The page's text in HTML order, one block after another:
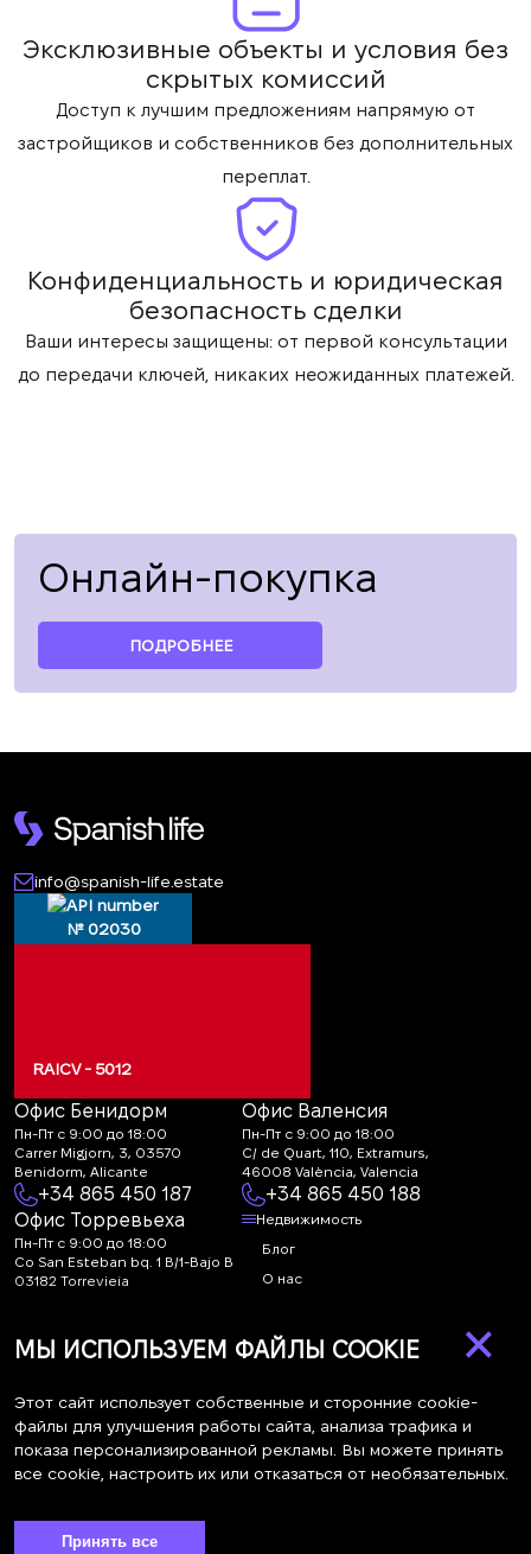
Эксклюзивные объекты и условия без
скрытых комиссий
Доступ к лучшим предложениям напрямую от
застройщиков и собственников без дополнительных
переплат.
Конфиденциальность и юридическая
безопасность сделки
Ваши интересы защищены: от первой консультации
до передачи ключей, никаких неожиданных платежей.
Онлайн-покупка
ПОДРОБНЕЕ
info@spanish-life.estate
№ 02030
RAICV - 5012
Офис Бенидорм
Пн-Пт с 9:00 до 18:00
Carrer Migjorn, 3, 03570
Benidorm, Alicante
+34 865 450 187
Офис Валенсия
Пн-Пт с 9:00 до 18:00
C/ de Quart, 110, Extramurs,
46008 València, Valencia
+34 865 450 188
Офис Торревьеха
Пн-Пт с 9:00 до 18:00
Co San Esteban bq. 1 B/1-Bajo B
03182 Torrevieja
life.estate
Недвижимость
Блог
О нас
Контакты
Подпишитесь на наши новости. Рассылка каждую неделю
×
МЫ ИСПОЛЬЗУЕМ ФАЙЛЫ COOKIE
Этот сайт использует собственные и сторонние cookie-
файлы для улучшения работы сайта, анализа трафика и
показа персонализированной рекламы. Вы можете принять
все cookie, настроить их или отказаться от необязательных.
Принять все